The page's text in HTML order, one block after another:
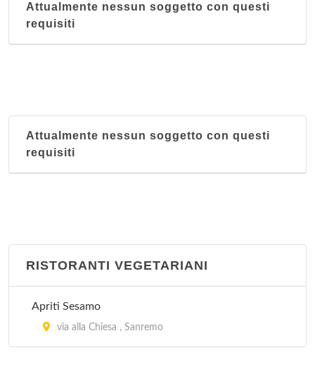
Attualmente nessun soggetto con questi
requisiti
Attualmente nessun soggetto con questi
requisiti
RISTORANTI VEGETARIANI
Apriti Sesamo
via alla Chiesa , Sanremo